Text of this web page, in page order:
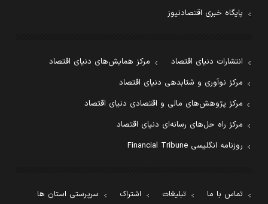
پایگاه خبری اقتصادنیوز
انتشارات دنیای اقتصاد
مرکز همایش‌های دنیای اقتصاد
مرکز نوآوری و شتابدهی دنیای اقتصاد
مرکز پژوهش‌های مالی و اقتصادی دنیای اقتصاد
مرکز راه حل‌های رسانه‌ای دنیای اقتصاد
روزنامه انگلیسی Financial Tribune
تماس با ما تبلیغات اشتراک
سرپرستی استان ها